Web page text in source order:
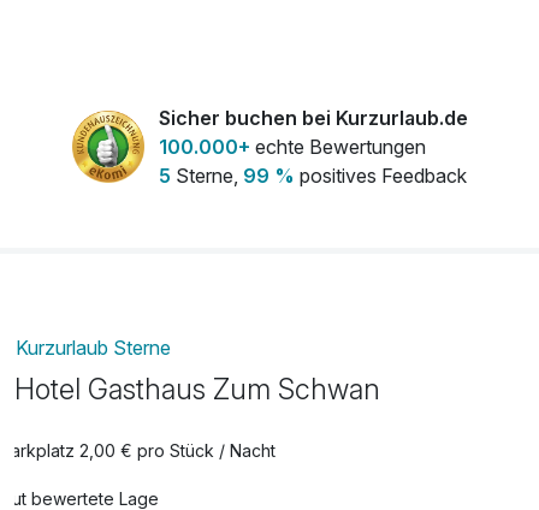
Ihr Romantik Extra
pro Zimmer
pro Zimmer
Sicher buchen bei Kurzurlaub.de
100.000+ echte Bewertungen
5 Sterne, 99 % positives Feedback
Kurzurlaub Sterne
Hotel Gasthaus Zum Schwan
Parkplatz 2,00 € pro Stück / Nacht
Gut bewertete Lage